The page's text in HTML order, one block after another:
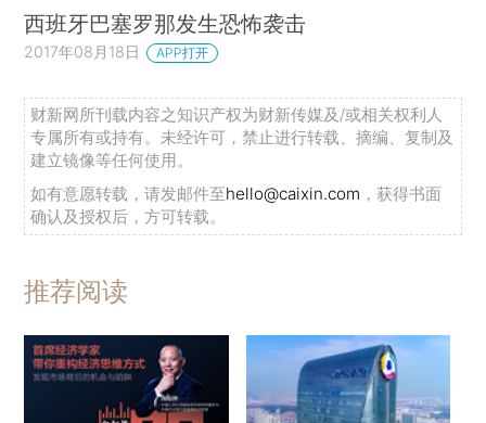
西班牙巴塞罗那发生恐怖袭击
2017年08月18日 APP打开
财新网所刊载内容之知识产权为财新传媒及/或相关权利人
专属所有或持有。未经许可，禁止进行转载、摘编、复制及
建立镜像等任何使用。
如有意愿转载，请发邮件至hello@caixin.com ，获得书面
确认及授权后，方可转载。
推荐阅读